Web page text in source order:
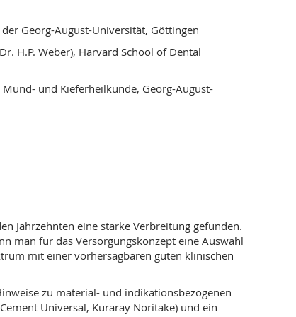
Georg-August-Universität, Göttingen
H.P. Weber), Harvard School of Dental
und Kieferheilkunde, Georg-August-
Jahrzehnten eine starke Verbreitung gefunden.
man für das Versorgungskonzept eine Auswahl
mit einer vorhersagbaren guten klinischen
zu material- und indikationsbezogenen
Universal, Kuraray Noritake) und ein